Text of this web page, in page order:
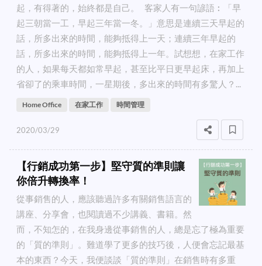
起，有得著的，始終都是自己。 客家人有一句諺語︰「早
起三朝當一工，早起三年當一冬。」意思是連續三天早起的
話，所多出來的時間，能夠抵得上一天；連續三年早起的
話，所多出來的時間，能夠抵得上一年。試想想，在家工作
的人，如果每天都如常早起，甚至比平日更早起床，再加上
省卻了的乘車時間，一星期後，多出來的時間有多驚人？...
Home Office 在家工作 時間管理
2020/03/29
【行銷成功第一步】堅守質的準則讓
你倍升轉換率！
從事銷售的人，應該聽過許多有關銷售語言的
講座、分享會，也閱讀過不少講義、書籍。然
而，不知怎的，在我身邊從事銷售的人，總是忘了極為重要
的「質的準則」。難道學了更多的技巧後，人便會忘記最基
本的東西？今天，我便談談「質的準則」在銷售時有多重